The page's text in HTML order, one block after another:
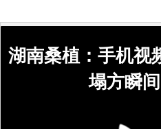
湖南桑植：手机视
塌方瞬间